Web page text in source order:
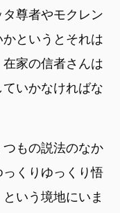
尊者やモクレン
というとそれは
家の信者さんは
いかなければな
もの説法のなか
くりゆっくり悟
いう境地にいま